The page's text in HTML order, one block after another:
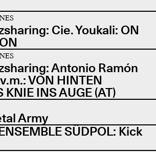
Cie. Youkali: ON
Antonio Ramón
VON HINTEN
KNIE INS AUGE (AT)
Army
SÜDPOL: Kick